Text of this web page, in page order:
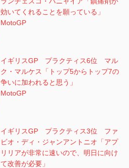
効いてくれることを願っている」
MotoGP
イギリスGP プラクティス6位 マル
ク・マルケス「トップ5からトップ7の
争いに加われると思う」
MotoGP
イギリスGP プラクティス3位 ファ
ビオ・ディ・ジャンアントニオ「アプ
リリアが非常に速いので、明日に向け
て改善が必要」